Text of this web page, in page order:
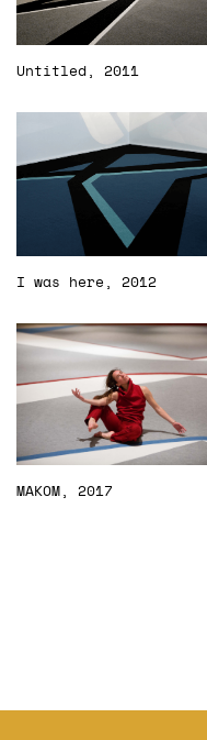
Untitled, 2011
I was here, 2012
MAKOM, 2017